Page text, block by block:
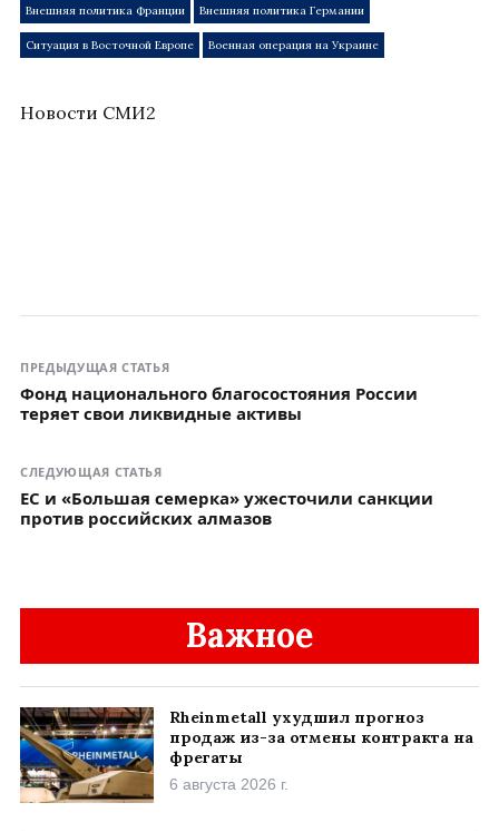
Внешняя политика Франции Внешняя политика Германии
Ситуация в Восточной Европе Военная операция на Украине
Новости СМИ2
ПРЕДЫДУЩАЯ СТАТЬЯ
Фонд национального благосостояния России
теряет свои ликвидные активы
СЛЕДУЮЩАЯ СТАТЬЯ
ЕС и «Большая семерка» ужесточили санкции
против российских алмазов
Важное
Rheinmetall ухудшил прогноз
продаж из-за отмены контракта на
фрегаты
6 августа 2026 г.